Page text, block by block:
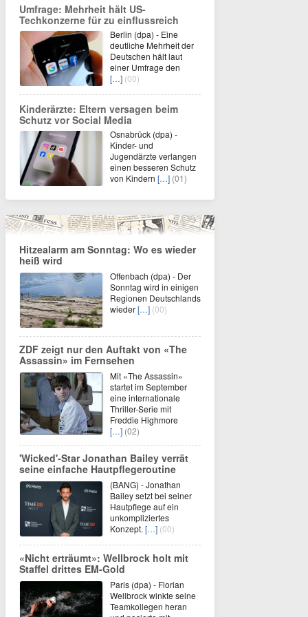
Umfrage: Mehrheit hält US-
Techkonzerne für zu einflussreich
Berlin (dpa) - Eine
deutliche Mehrheit der
Deutschen hält laut
einer Umfrage den
[…] (00)
Kinderärzte: Eltern versagen beim
Schutz vor Social Media
Osnabrück (dpa) -
Kinder- und
Jugendärzte verlangen
einen besseren Schutz
von Kindern […] (01)
Hitzealarm am Sonntag: Wo es wieder
heiß wird
Offenbach (dpa) - Der
Sonntag wird in einigen
Regionen Deutschlands
wieder[…] (00)
ZDF zeigt nur den Auftakt von «The
Assassin» im Fernsehen
Mit «The Assassin»
startet im September
eine internationale
Thriller-Serie mit
Freddie Highmore
[…] (02)
'Wicked'-Star Jonathan Bailey verrät
seine einfache Hautpflegeroutine
(BANG) - Jonathan
Bailey setzt bei seiner
Hautpflege auf ein
unkompliziertes
Konzept. […] (00)
«Nicht erträumt»: Wellbrock holt mit
Staffel drittes EM-Gold
Paris (dpa) - Florian
Wellbrock winkte seine
Teamkollegen heran